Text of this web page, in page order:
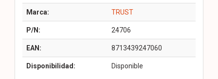
Marca: TRUST
P/N: 24706
EAN: 8713439247060
Disponibilidad: Disponible